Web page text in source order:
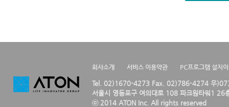
회사소개 서비스 이용약관 PC프로그램 설치
Tel. 02)1670-4273 Fax. 02)786-4274 우
서울시 영등포구 여의대로 108 파크원타워1 26
ⓒ 2014 ATON Inc. All rights reserved